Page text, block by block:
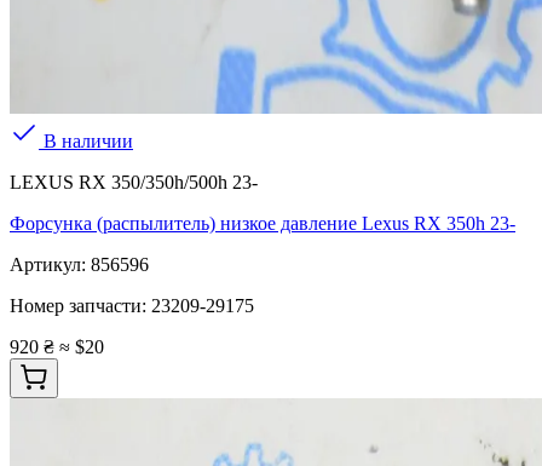
В наличии
LEXUS RX 350/350h/500h 23-
Форсунка (распылитель) низкое давление Lexus RX 350h 23-
Артикул: 856596
Номер запчасти: 23209-29175
920 ₴ ≈ $20